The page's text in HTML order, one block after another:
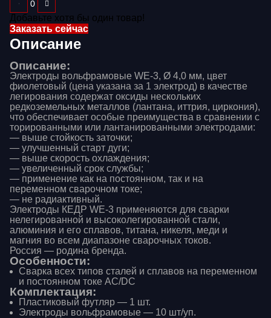
Расходные материалы
Сварочные аппараты
Сварочные горелки
Средства защиты
Добавьте хотя бы один товар!
Заказать сейчас
Описание
Описание:
Электроды вольфрамовые WE-3, Ø 4,0 мм, цвет
фиолетовый (цена указана за 1 электрод) в качестве
легирования содержат оксиды нескольких
редкоземельных металлов (лантана, иттрия, циркония),
что обеспечивает особые преимущества в сравнении с
торированными или лантанированными электродами:
— выше стойкость заточки;
— улучшенный старт дуги;
— выше скорость охлаждения;
— увеличенный срок службы;
— применение как на постоянном, так и на
переменном сварочном токе;
— не радиактивный.
Электроды КЕДР WE-3 применяются для сварки
нелегированной и высоколегированной стали,
алюминия и его сплавов, титана, никеля, меди и
магния во всем диапазоне сварочных токов.
Россия — родина бренда.
Особенности:
Сварка всех типов сталей и сплавов на переменном
и постоянном токе AC/DC
Комплектация:
Пластиковый футляр — 1 шт.
Электроды вольфрамовые — 10 шт/уп.